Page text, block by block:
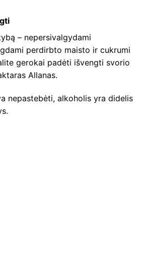
– nepersivalgydami
perdirbto maisto ir cukrumi
gerokai padėti išvengti svorio
Allanas.
nepastebėti, alkoholis yra didelis